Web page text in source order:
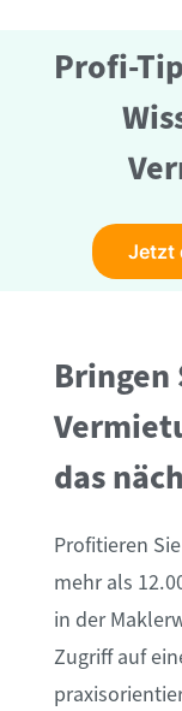
Profi-
Jetzt
Bringen
das
Profitieren
mehr als
in der
Zugriff auf